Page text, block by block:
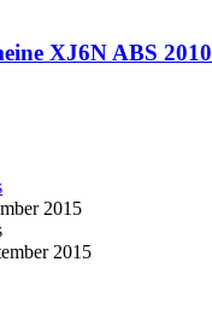
XJ6N ABS 2010
2015
2015